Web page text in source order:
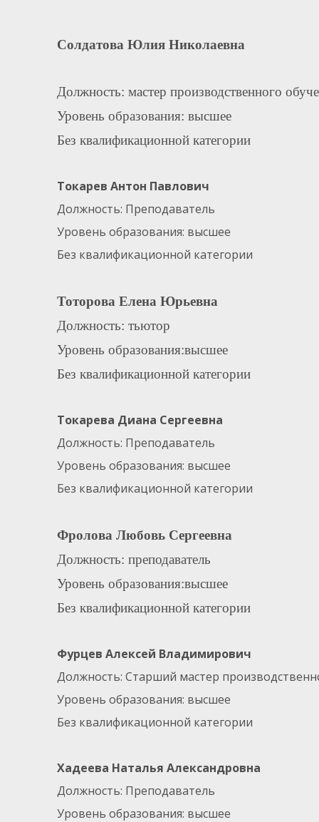
Солдатова Юлия Николаевна
Должность: мастер производственного
Уровень образования: высшее
Без квалификационной категории
Токарев Антон Павлович
Должность: Преподаватель
Уровень образования: высшее
Без квалификационной категории
Тоторова Елена Юрьевна
Должность: тьютор
Уровень образования:высшее
Без квалификационной категории
Токарева Диана Сергеевна
Должность: Преподаватель
Уровень образования: высшее
Без квалификационной категории
Фролова Любовь Сергеевна
Должность: преподаватель
Уровень образования:высшее
Без квалификационной категории
Фурцев Алексей Владимирович
Должность: Старший мастер
Уровень образования: высшее
Без квалификационной категории
Хадеева Наталья Александровна
Должность: Преподаватель
Уровень образования: высшее